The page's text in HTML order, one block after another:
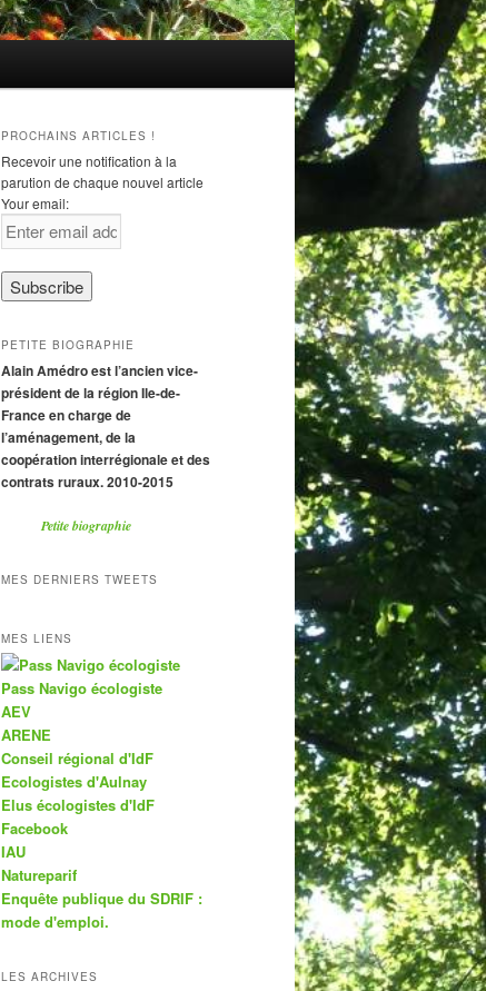
PROCHAINS ARTICLES !
Recevoir une notification à la
parution de chaque nouvel article
Your email:
PETITE BIOGRAPHIE
Alain Amédro est l’ancien vice-
président de la région Ile-de-
France en charge de
l’aménagement, de la
coopération interrégionale et des
contrats ruraux. 2010-2015
Petite biographie
MES DERNIERS TWEETS
MES LIENS
Pass Navigo écologiste
AEV
ARENE
Conseil régional d'IdF
Ecologistes d'Aulnay
Elus écologistes d'IdF
Facebook
IAU
Natureparif
Enquête publique du SDRIF :
mode d'emploi.
LES ARCHIVES